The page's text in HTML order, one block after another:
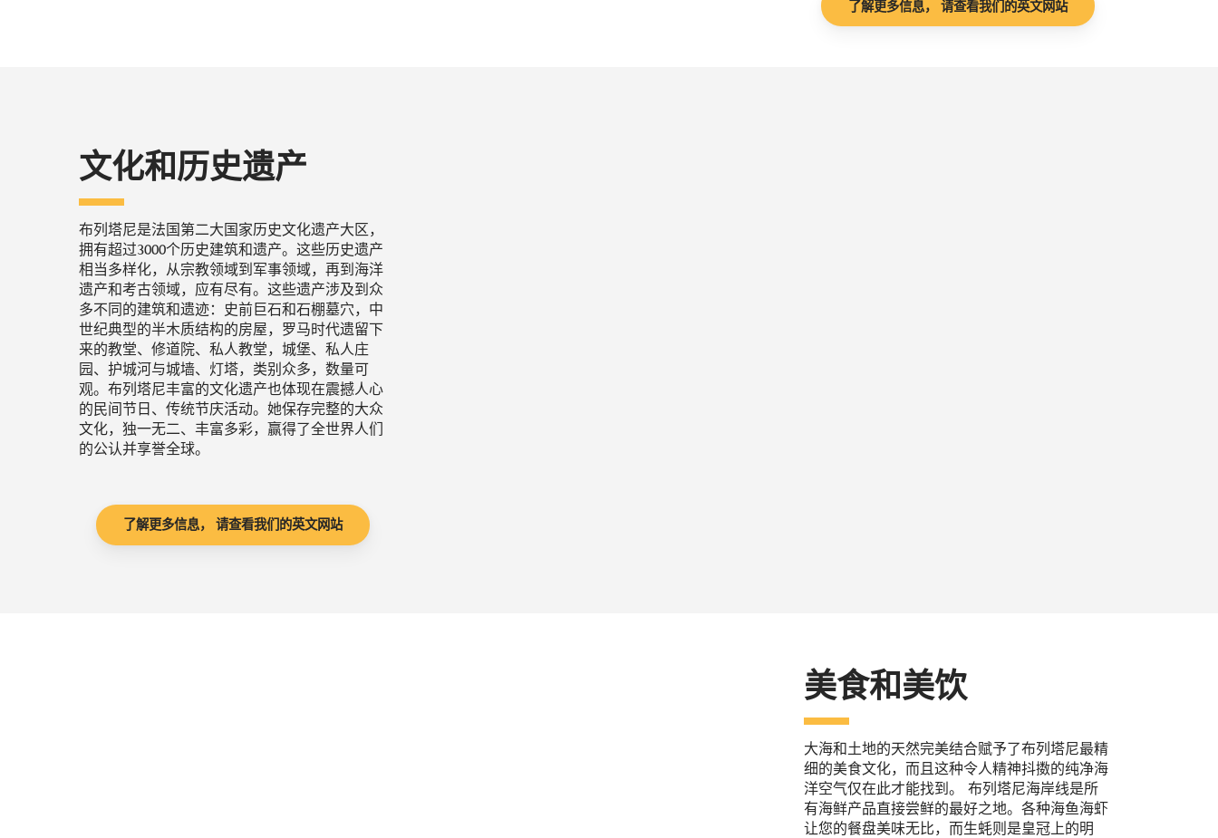
了解更多信息， 请查看我们的英文网站
文化和历史遗产
布列塔尼是法国第二大国家历史文化遗产大区，
拥有超过3000个历史建筑和遗产。这些历史遗产
相当多样化，从宗教领域到军事领域，再到海洋
遗产和考古领域，应有尽有。这些遗产涉及到众
多不同的建筑和遗迹：史前巨石和石棚墓穴，中
世纪典型的半木质结构的房屋，罗马时代遗留下
来的教堂、修道院、私人教堂，城堡、私人庄
园、护城河与城墙、灯塔，类别众多，数量可
观。布列塔尼丰富的文化遗产也体现在震撼人心
的民间节日、传统节庆活动。她保存完整的大众
文化，独一无二、丰富多彩，赢得了全世界人们
的公认并享誉全球。
了解更多信息， 请查看我们的英文网站
美食和美饮
大海和土地的天然完美结合赋予了布列塔尼最精
细的美食文化，而且这种令人精神抖擞的纯净海
洋空气仅在此才能找到。 布列塔尼海岸线是所
有海鲜产品直接尝鲜的最好之地。各种海鱼海虾
让您的餐盘美味无比，而生蚝则是皇冠上的明